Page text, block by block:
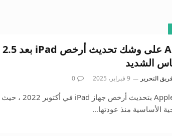
الشديد
فريق التحرير 9 فبراير، 2025 0
الأساسية منذ عودتها…